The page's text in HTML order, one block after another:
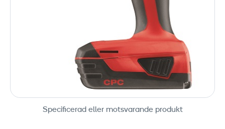
Specificerad eller motsvarande produkt